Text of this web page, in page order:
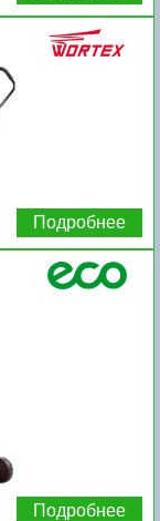
Подробнее
Подробнее